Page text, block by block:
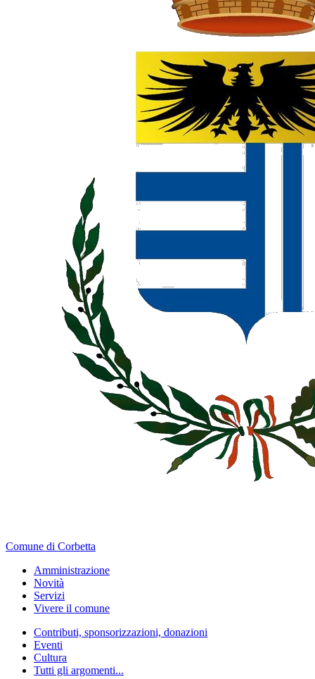
Comune di Corbetta
Amministrazione
Novità
Servizi
Vivere il comune
Contributi, sponsorizzazioni, donazioni
Eventi
Cultura
Tutti gli argomenti...